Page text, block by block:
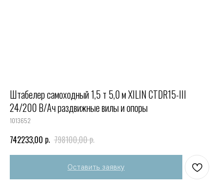
Штабелер самоходный 1,5 т 5,0 м XILIN CTDR15-III
24/200 В/Ач раздвижные вилы и опоры
1013652
742233,00 р. 798100,00р.
Оставить заявку